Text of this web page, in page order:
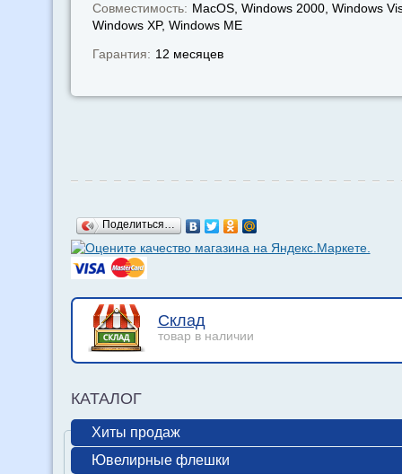
Совместимость: MacOS, Windows 2000, Windows
Windows XP, Windows МЕ
Гарантия: 12 месяцев
Поделиться…
Склад
товар в наличии
КАТАЛОГ
Хиты продаж
Ювелирные флешки